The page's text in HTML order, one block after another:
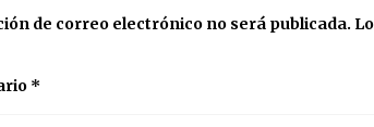
de correo electrónico no será publicada.
*